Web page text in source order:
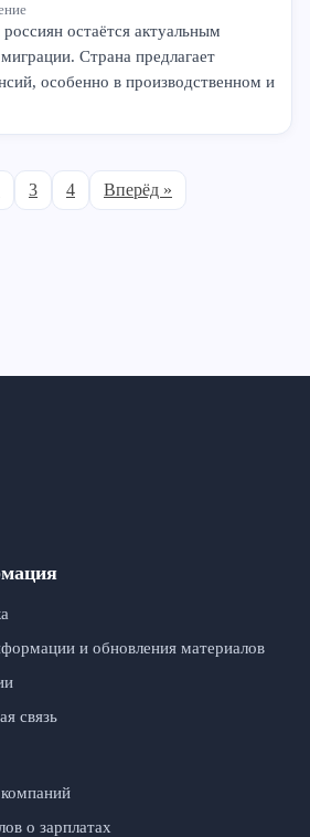
остаётся актуальным
Страна предлагает
особенно в производственном и
3 4 Вперёд »
и обновления материалов
связь
о зарплатах